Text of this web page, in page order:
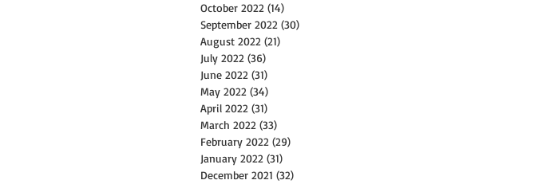
October 2022 (14)
September 2022 (30)
August 2022 (21)
July 2022 (36)
June 2022 (31)
May 2022 (34)
April 2022 (31)
March 2022 (33)
February 2022 (29)
January 2022 (31)
December 2021 (32)